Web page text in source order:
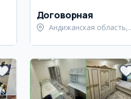
воды (Андижан)
Договорная
Андижанская область,